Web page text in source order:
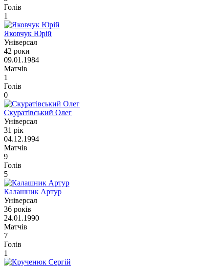
Голів
1
Яковчук Юрій
Універсал
42 роки
09.01.1984
Матчів
1
Голів
0
Скуратівський Олег
Універсал
31 рік
04.12.1994
Матчів
9
Голів
5
Калашник Артур
Універсал
36 років
24.01.1990
Матчів
7
Голів
1